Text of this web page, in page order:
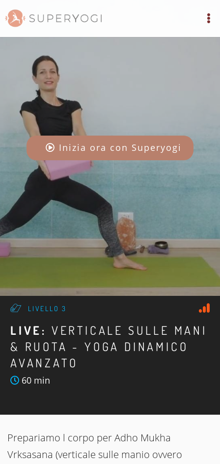
Inizia ora con Superyogi
LIVELLO 3
LIVE: VERTICALE SULLE MANI
& RUOTA - YOGA DINAMICO
AVANZATO
60 min
Prepariamo l corpo per Adho Mukha
Vrksasana (verticale sulle manio ovvero